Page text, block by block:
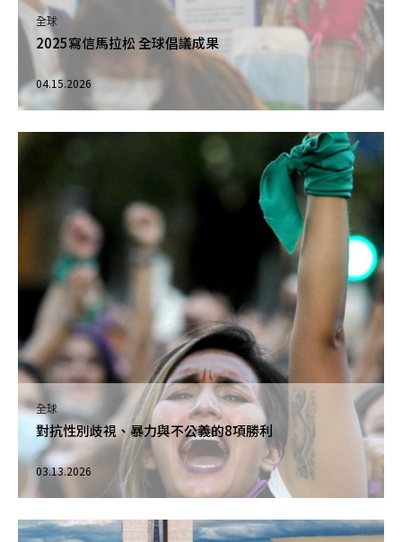
全球
2025寫信馬拉松 全球倡議成果
04.15.2026
全球
對抗性別歧視、暴力與不公義的8項勝利
03.13.2026